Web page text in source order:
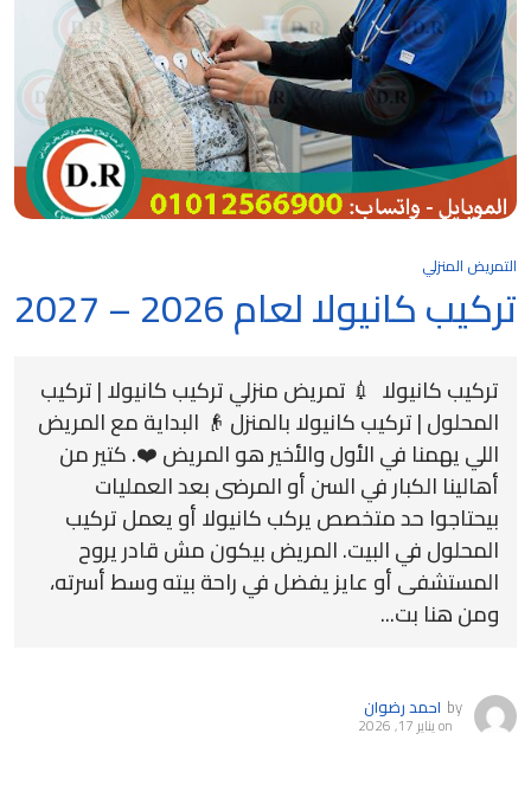
التمريض المنزلي
تركيب كانيولا لعام 2026 – 2027
تركيب كانيولا 💉 تمريض منزلي تركيب كانيولا | تركيب
المحلول | تركيب كانيولا بالمنزل 👴 البداية مع المريض
اللي يهمنا في الأول والأخير هو المريض ❤️. كتير من
أهالينا الكبار في السن أو المرضى بعد العمليات
بيحتاجوا حد متخصص يركب كانيولا أو يعمل تركيب
المحلول في البيت. المريض بيكون مش قادر يروح
المستشفى أو عايز يفضل في راحة بيته وسط أسرته،
ومن هنا بت...
by احمد رضوان
onيناير 17, 2026